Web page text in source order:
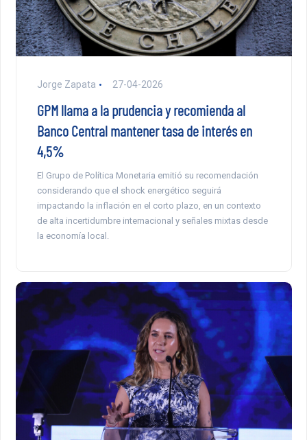
Jorge Zapata 27-04-2026
GPM llama a la prudencia y recomienda al
Banco Central mantener tasa de interés en
4,5%
El Grupo de Política Monetaria emitió su recomendación
considerando que el shock energético seguirá
impactando la inflación en el corto plazo, en un contexto
de alta incertidumbre internacional y señales mixtas desde
la economía local.